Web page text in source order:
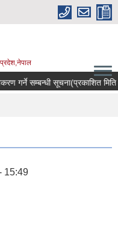
प्रदेश,नेपाल
गर्ने सम्बन्धी सूचना(प्रकाशित
15:49